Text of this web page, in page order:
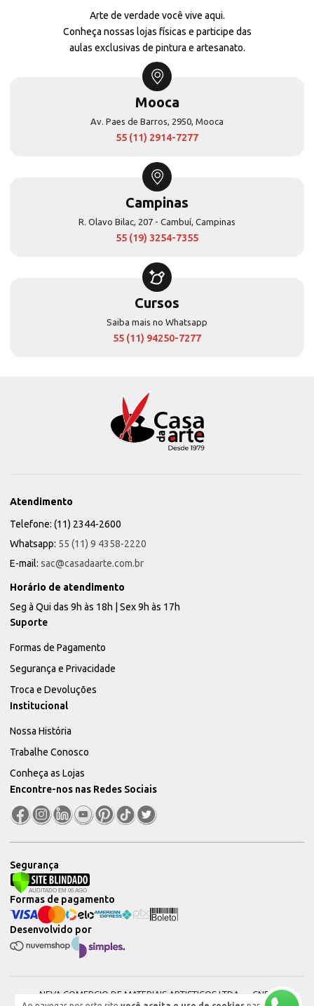
Arte de verdade você vive aqui.
Conheça nossas lojas físicas e participe das
aulas exclusivas de pintura e artesanato.
Mooca
Av. Paes de Barros, 2950, Mooca
55 (11) 2914-7277
Campinas
R. Olavo Bilac, 207 - Cambuí, Campinas
55 (19) 3254-7355
Cursos
Saiba mais no Whatsapp
55 (11) 94250-7277
Atendimento
Telefone: (11) 2344-2600
Whatsapp: 55 (11) 9 4358-2220
E-mail: sac@casadaarte.com.br
Horário de atendimento
Seg à Qui das 9h às 18h | Sex 9h às 17h
Suporte
Formas de Pagamento
Segurança e Privacidade
Troca e Devoluções
Institucional
Nossa História
Trabalhe Conosco
Conheça as Lojas
Encontre-nos nas Redes Sociais
Segurança
Desenvolvido por
Formas de pagamento
NEVA COMERCIO DE MATERIAIS ARTISTICOS LTDA — CNPJ: